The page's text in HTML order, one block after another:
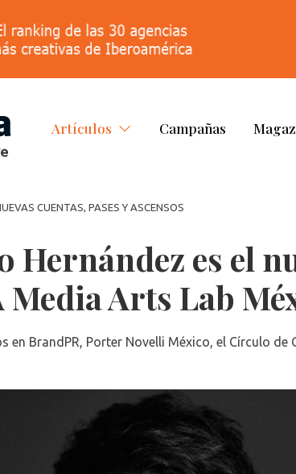
Artículos Campañas
CUENTAS, PASES Y ASCENSOS
Hernández es el
Media Arts Lab
en BrandPR, Porter Novelli México, el Círculo de